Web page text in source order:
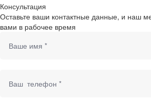
Консультация
Оставьте ваши контактные данные, и наш
вами в рабочее время